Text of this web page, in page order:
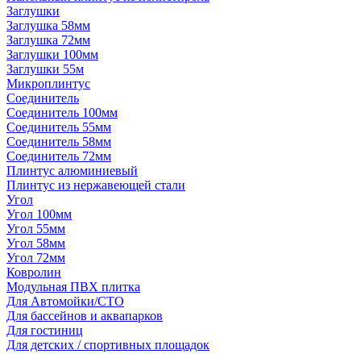
Заглушки
Заглушка 58мм
Заглушка 72мм
Заглушки 100мм
Заглушки 55м
Микроплинтус
Соединитель
Соединитель 100мм
Соединитель 55мм
Соединитель 58мм
Соединитель 72мм
Плинтус алюминиевый
Плинтус из нержавеющей стали
Угол
Угол 100мм
Угол 55мм
Угол 58мм
Угол 72мм
Ковролин
Модульная ПВХ плитка
Для Автомойки/СТО
Для бассейнов и аквапарков
Для гостиниц
Для детских / спортивных площадок